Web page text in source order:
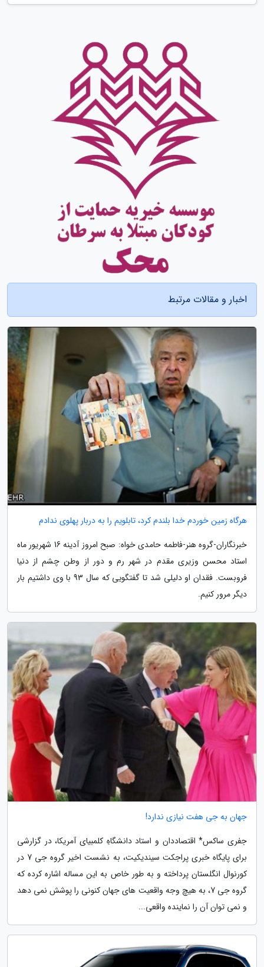
اخبار و مقالات مرتبط
هرگاه زمین خوردم خدا بلندم کرد، تابلویم را به دربار پهلوی ندادم
خبرنگاران-گروه هنر-فاطمه حامدی خواه: صبح امروز آدینه 16 شهریور ماه
استاد محسن وزیری مقدم در شهر رم و دور از وطن چشم از دنیا
فروبست. فقدان او دلیلی شد تا گفتگویی که سال 93 با وی داشتیم بار
دیگر مرور کنیم.
جهان به جی هفت نیازی ندارد!
جفری ساکس* اقتصاددان و استاد دانشگاهِ کلمبیای آمریکا، در گزارشی
برای پایگاه خبری پراجکت سیندیکیت، به نشست اخیر گروه جی 7 در
کورنوال انگلستان پرداخته و به طور خاص به این مساله اشاره کرده که
گروه جی 7، به هیچ وجه واقعیت های جهان کنونی را پوشش نمی دهد
و نمی توان آن را نماینده واقعی...